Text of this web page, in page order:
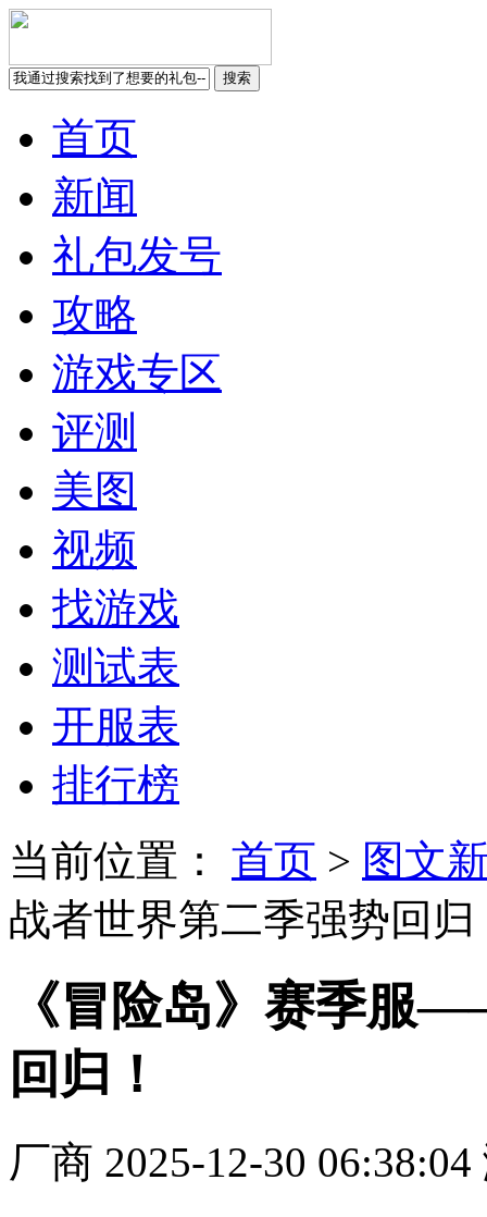
首页
新闻
礼包发号
攻略
游戏专区
评测
美图
视频
找游戏
测试表
开服表
排行榜
当前位置：
首页 > 图文
战者世界第二季强势回归
《冒险岛》赛季服
回归！
厂商 2025-12-30 06:38:04